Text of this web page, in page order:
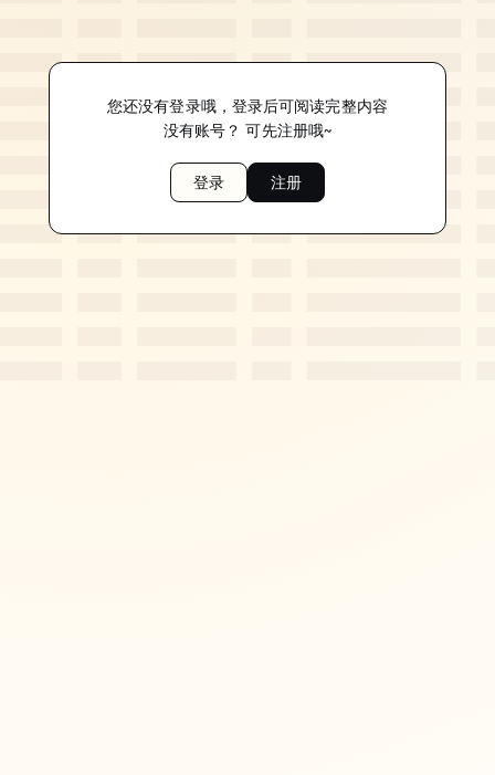
您还没有登录哦，登录后可阅读完整内容
没有账号？ 可先注册哦~
登录 注册